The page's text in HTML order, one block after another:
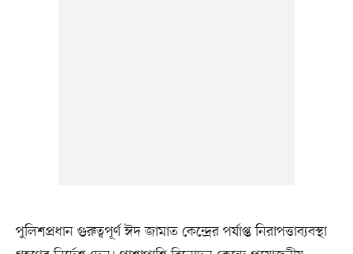
পুলিশপ্রধান গুরুত্বপূর্ণ ঈদ জামাত কেন্দ্রের পর্যাপ্ত নিরাপত্তাব্যবস্থা